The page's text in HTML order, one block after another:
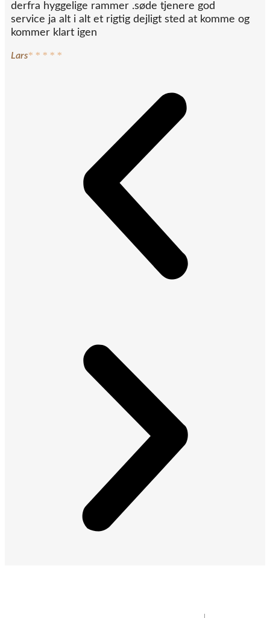
derfra hyggelige rammer .søde tjenere god
service ja alt i alt et rigtig dejligt sted at komme og
kommer klart igen
Lars* * * * *